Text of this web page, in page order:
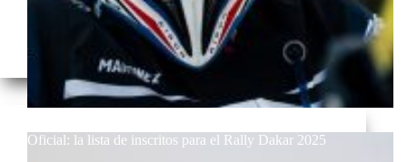
Oficial: la lista de inscritos para el Rally Dakar 2025